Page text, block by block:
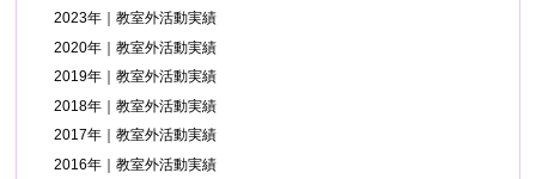
2023年｜教室外活動実績
2020年｜教室外活動実績
2019年｜教室外活動実績
2018年｜教室外活動実績
2017年｜教室外活動実績
2016年｜教室外活動実績